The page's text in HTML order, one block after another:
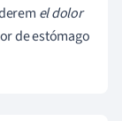
el dolor
de estómago